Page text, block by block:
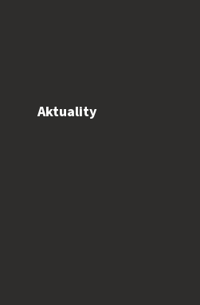
Aktuality